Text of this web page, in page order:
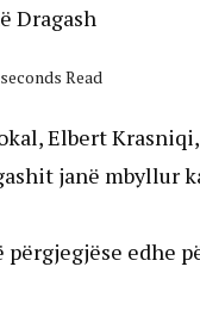
Dragash
Read
Elbert Krasniqi,
janë mbyllur
edhe